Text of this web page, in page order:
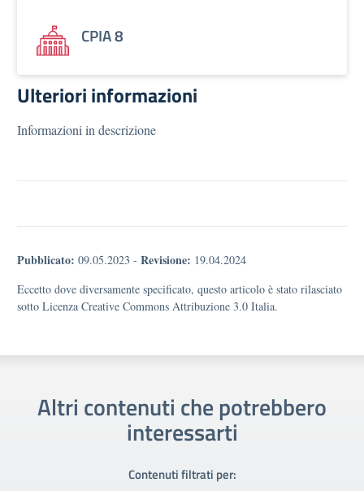
CPIA 8
Ulteriori informazioni
Informazioni in descrizione
Pubblicato: 09.05.2023 - Revisione: 19.04.2024
Eccetto dove diversamente specificato, questo articolo è stato rilasciato
sotto Licenza Creative Commons Attribuzione 3.0 Italia.
Altri contenuti che potrebbero
interessarti
Contenuti filtrati per: